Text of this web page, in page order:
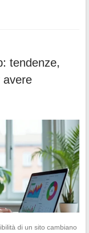
tendenze,
avere
di un sito cambiano